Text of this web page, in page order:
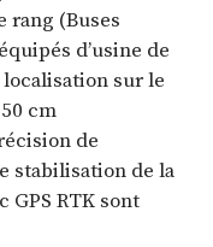
rang (Buses
d’usine de
sur le
cm
de
stabilisation de la
GPS RTK sont